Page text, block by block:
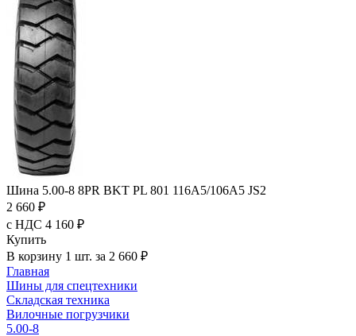
Шина 5.00-8 8PR BKT PL 801 116A5/106A5 JS2
2 660 ₽
с НДС 4 160 ₽
Купить
В корзину 1 шт. за 2 660 ₽
Главная
Шины для спецтехники
Складская техника
Вилочные погрузчики
5.00-8